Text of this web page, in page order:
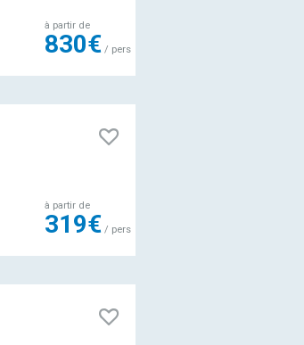
à partir de
830€/ pers
à partir de
319€/ pers